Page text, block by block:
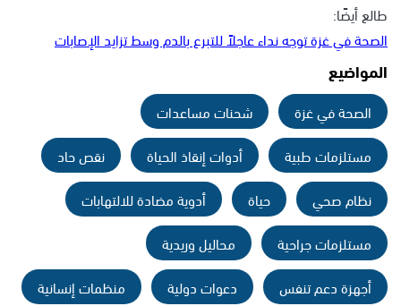
طالع أيضًا:
الصحة في غزة توجه نداء عاجلاً للتبرع بالدم وسط تزايد الإصابات
المواضيع
الصحة في غزة
شحنات مساعدات
مستلزمات طبية
أدوات إنقاذ الحياة
نقص حاد
نظام صحي
حياة
أدوية مضادة للالتهابات
مستلزمات جراحية
محاليل وريدية
أجهزة دعم تنفس
دعوات دولية
منظمات إنسانية